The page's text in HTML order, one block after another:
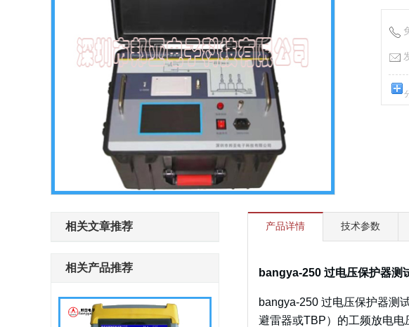
相关文章推荐
相关产品推荐
产品详情 技术参数
bangya-250 过电压保护器测
bangya-250 过电压保护器测
避雷器或TBP）的工频放电